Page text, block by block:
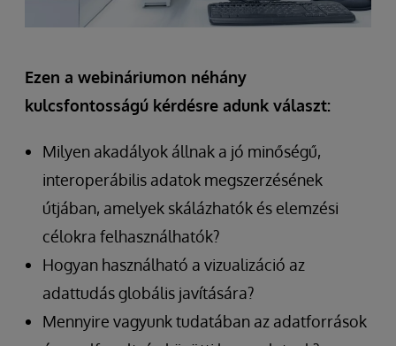
Ezen a webináriumon néhány
kulcsfontosságú kérdésre adunk választ:
Milyen akadályok állnak a jó minőségű,
interoperábilis adatok megszerzésének
útjában, amelyek skálázhatók és elemzési
célokra felhasználhatók?
Hogyan használható a vizualizáció az
adattudás globális javítására?
Mennyire vagyunk tudatában az adatforrások